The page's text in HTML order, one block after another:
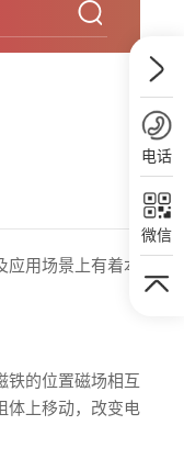
用场景上有着本
铁的位置磁场相互
体上移动，改变电
电话
微信